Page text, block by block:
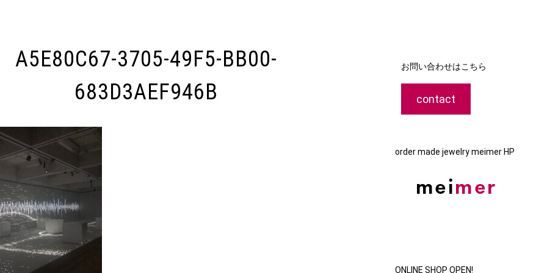
A5E80C67-3705-49F5-BB00-
683D3AEF946B
お問い合わせはこちら
contact
order made jewelry meimer HP
ONLINE SHOP OPEN!